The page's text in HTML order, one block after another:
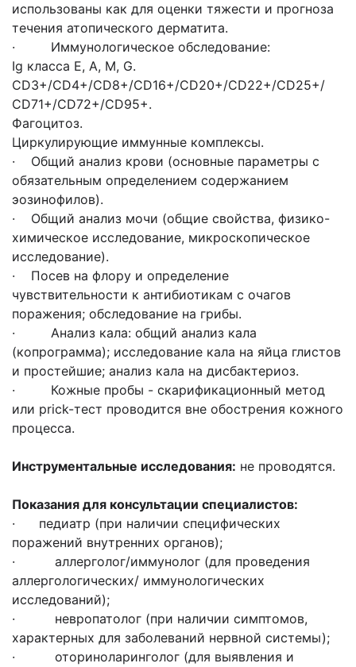
использованы как для оценки тяжести и прогноза
течения атопического дерматита.
· Иммунологическое обследование:
Ig класса Е, А, М, G.
СD3+/СD4+/СD8+/СD16+/СD20+/СD22+/СD25+/
СD71+/СD72+/СD95+.
Фагоцитоз.
Циркулирующие иммунные комплексы.
· Общий анализ крови (основные параметры с
обязательным определением содержанием
эозинофилов).
· Общий анализ мочи (общие свойства, физико-
химическое исследование, микроскопическое
исследование).
· Посев на флору и определение
чувствительности к антибиотикам с очагов
поражения; обследование на грибы.
· Анализ кала: общий анализ кала
(копрограмма); исследование кала на яйца глистов
и простейшие; анализ кала на дисбактериоз.
· Кожные пробы - скарификационный метод
или prick-тест проводится вне обострения кожного
процесса.
Инструментальные исследования: не проводятся.
Показания для консультации специалистов:
· педиатр (при наличии специфических
поражений внутренних органов);
· аллерголог/иммунолог (для проведения
аллергологических/ иммунологических
исследований);
· невропатолог (при наличии симптомов,
характерных для заболеваний нервной системы);
· оториноларинголог (для выявления и